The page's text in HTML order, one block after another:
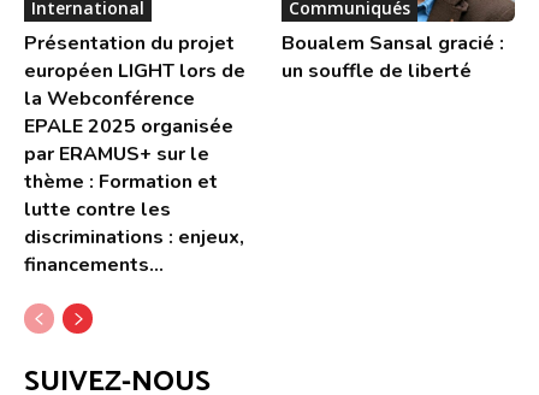
International
Présentation du projet
européen LIGHT lors de
la Webconférence
EPALE 2025 organisée
par ERAMUS+ sur le
thème : Formation et
lutte contre les
discriminations : enjeux,
financements...
Communiqués
Boualem Sansal gracié :
un souffle de liberté
SUIVEZ-NOUS